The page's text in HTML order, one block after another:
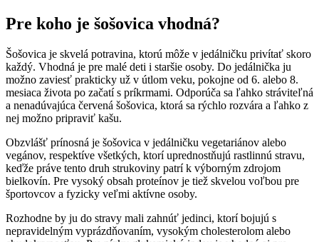
Pre koho je šošovica vhodná?
Šošovica je skvelá potravina, ktorú môže v jedálničku privítať skoro
každý. Vhodná je pre malé deti i staršie osoby. Do jedálnička ju
možno zaviesť prakticky už v útlom veku, pokojne od 6. alebo 8.
mesiaca života po začatí s príkrmami. Odporúča sa ľahko stráviteľná
a nenadúvajúca červená šošovica, ktorá sa rýchlo rozvára a ľahko z
nej možno pripraviť kašu.
Obzvlášť prínosná je šošovica v jedálničku vegetariánov alebo
vegánov, respektíve všetkých, ktorí uprednostňujú rastlinnú stravu,
keďže práve tento druh strukoviny patrí k výborným zdrojom
bielkovín. Pre vysoký obsah proteínov je tiež skvelou voľbou pre
športovcov a fyzicky veľmi aktívne osoby.
Rozhodne by ju do stravy mali zahnúť jedinci, ktorí bojujú s
nepravidelným vyprázdňovaním, vysokým cholesterolom alebo